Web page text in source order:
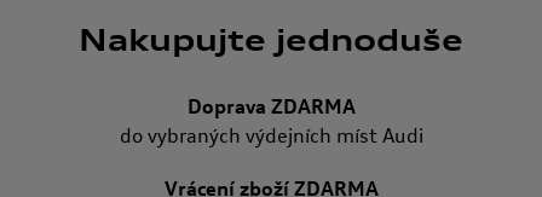
Nakupujte jednoduše
Doprava ZDARMA
do vybraných výdejních míst Audi
Vrácení zboží ZDARMA